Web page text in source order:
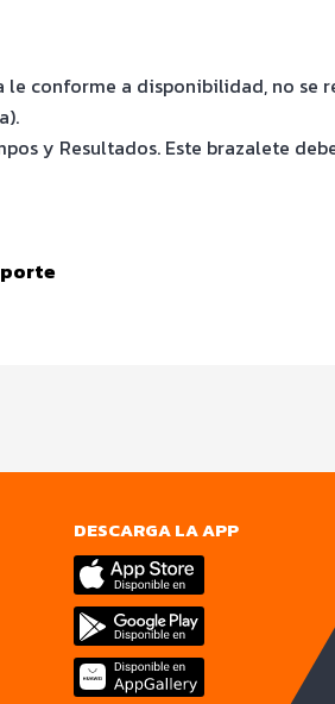
le conforme a disponibilidad, no
y Resultados. Este brazalete
DESCARGA LA APP